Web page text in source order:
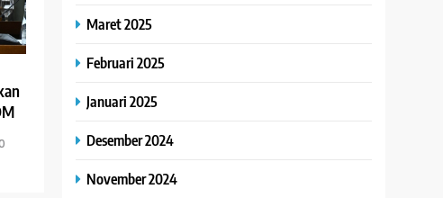
Maret 2025
Februari 2025
Januari 2025
Desember 2024
November 2024